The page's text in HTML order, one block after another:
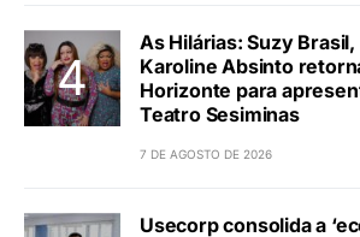
As Hilárias: Suzy
Karoline Absinto
Horizonte para
Teatro Sesiminas
7 DE AGOSTO DE 2026
Usecorp consolida a